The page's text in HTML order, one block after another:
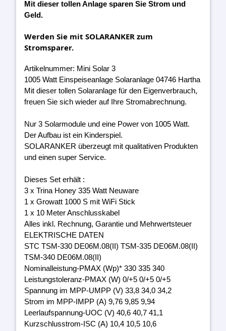
Mit dieser tollen Anlage sparen Sie Strom und
Geld.
Werden Sie mit SOLARANKER zum
Stromsparer.
Artikelnummer: Mini Solar 3
1005 Watt Einspeiseanlage Solaranlage 04746 Hartha
Mit dieser tollen Solaranlage für den Eigenverbrauch,
freuen Sie sich wieder auf Ihre Stromabrechnung.
Nur 3 Solarmodule und eine Power von 1005 Watt.
Der Aufbau ist ein Kinderspiel.
SOLARANKER überzeugt mit qualitativen Produkten
und einen super Service.
Dieses Set erhält :
3 x Trina Honey 335 Watt Neuware
1 x Growatt 1000 S mit WiFi Stick
1 x 10 Meter Anschlusskabel
Alles inkl. Rechnung, Garantie und Mehrwertsteuer
ELEKTRISCHE DATEN
STC TSM-330 DE06M.08(II) TSM-335 DE06M.08(II)
TSM-340 DE06M.08(II)
Nominalleistung-PMAX (Wp)* 330 335 340
Leistungstoleranz-PMAX (W) 0/+5 0/+5 0/+5
Spannung im MPP-UMPP (V) 33,8 34,0 34,2
Strom im MPP-IMPP (A) 9,76 9,85 9,94
Leerlaufspannung-UOC (V) 40,6 40,7 41,1
Kurzschlusstrom-ISC (A) 10,4 10,5 10,6